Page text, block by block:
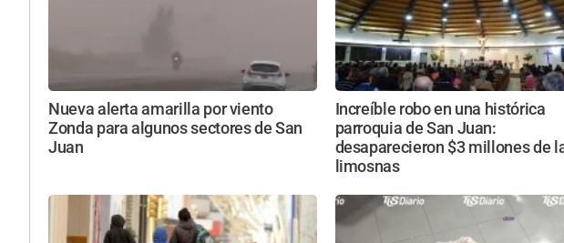
Nueva alerta amarilla por viento
Zonda para algunos sectores de San
Juan
Increíble robo en una histórica
parroquia de San Juan:
desaparecieron $3 millones de
limosnas